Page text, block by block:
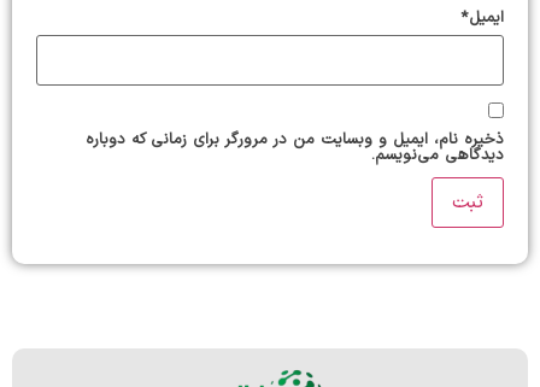
ایمیل*
ذخیره نام، ایمیل و وبسایت من در مرورگر برای زمانی که دوباره
دیدگاهی می‌نویسم.